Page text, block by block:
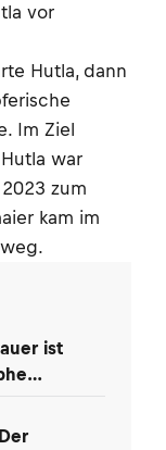
vor
Hutla, dann
Im Ziel
war
zum
kam im
ist